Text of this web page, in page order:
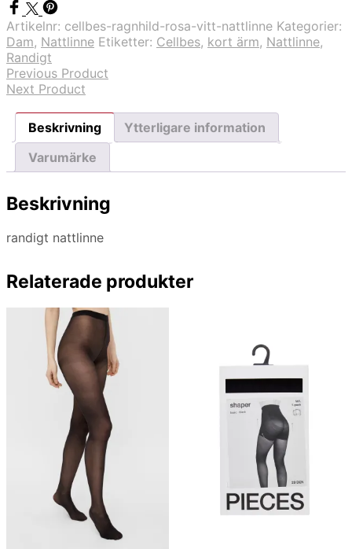
Artikelnr: cellbes-ragnhild-rosa-vitt-nattlinne Kategorier:
Dam, Nattlinne Etiketter: Cellbes, kort ärm, Nattlinne,
Randigt
Previous Product
Next Product
Beskrivning
Ytterligare information
Varumärke
Beskrivning
randigt nattlinne
Relaterade produkter